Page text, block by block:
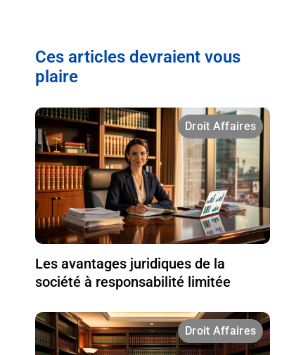
Ces articles devraient vous
plaire
Droit Affaires
Les avantages juridiques de la
société à responsabilité limitée
Droit Affaires